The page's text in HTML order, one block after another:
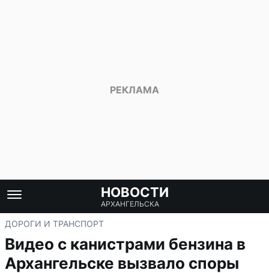
НОВОСТИ
АРХАНГЕЛЬСКА
ДОРОГИ И ТРАНСПОРТ
Видео с канистрами бензина в
Архангельске вызвало споры